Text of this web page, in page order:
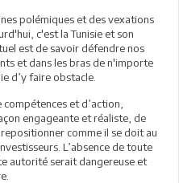
polémiques et des vexations
c'est la Tunisie et son
est de savoir défendre nos
et dans les bras de n'importe
d’y faire obstacle.
et d’action,
engageante et réaliste, de
comme il se doit au
L’absence de toute
autorité serait dangereuse et